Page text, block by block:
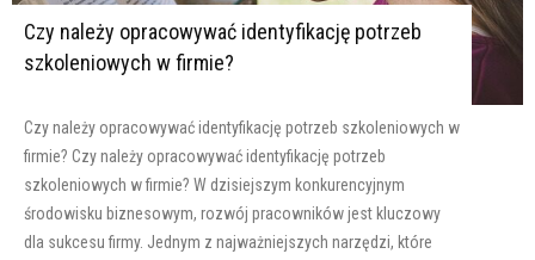
Czy należy opracowywać identyfikację potrzeb
szkoleniowych w firmie?
Czy należy opracowywać identyfikację potrzeb szkoleniowych w
firmie? Czy należy opracowywać identyfikację potrzeb
szkoleniowych w firmie? W dzisiejszym konkurencyjnym
środowisku biznesowym, rozwój pracowników jest kluczowy
dla sukcesu firmy. Jednym z najważniejszych narzędzi, które